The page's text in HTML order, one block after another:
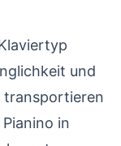
und
transportieren
in